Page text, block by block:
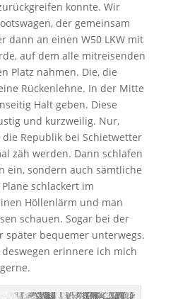
konnte. Wir
der gemeinsam
dann an einen W50 LKW mit
auf dem alle mitreisenden
Platz nahmen. Die, die
Rückenlehne. In der Mitte
Halt geben. Diese
und kurzweilig. Nur,
Republik bei Schietwetter
zäh werden. Dann schlafen
ein, sondern auch sämtliche
schlackert im
Höllenlärm und man
schauen. Sogar bei der
später bequemer unterwegs.
erinnere ich mich